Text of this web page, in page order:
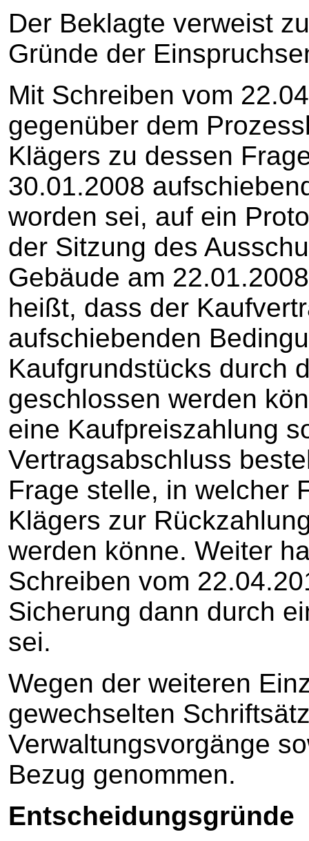
Der Beklagte verweist
Gründe der
Mit Schreiben vom
gegenüber dem
Klägers zu dessen
30.01.2008
worden sei, auf ein
der Sitzung des
Gebäude am
heißt, dass der
aufschiebenden
Kaufgrundstücks durch
geschlossen werden
eine Kaufpreiszahlung
Vertragsabschluss
Frage stelle, in welcher
Klägers zur
werden könne. Weiter
Schreiben vom
Sicherung dann durch
sei.
Wegen der weiteren
gewechselten
Verwaltungsvorgänge
Bezug genommen.
Entscheidungsgründe